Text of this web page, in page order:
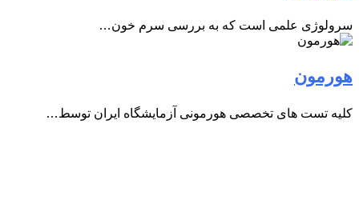
سرولوژی علمی است که به بررسی سرم خون…
هورمون
کلیه تست های تخصصی هورمونی آزمایشگاه ایران توسط…